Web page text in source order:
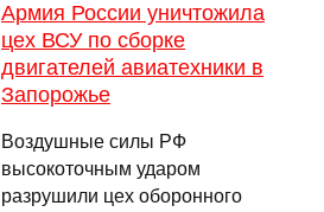
Армия России уничтожила
цех ВСУ по сборке
двигателей авиатехники в
Запорожье
Воздушные силы РФ
высокоточным ударом
разрушили цех оборонного